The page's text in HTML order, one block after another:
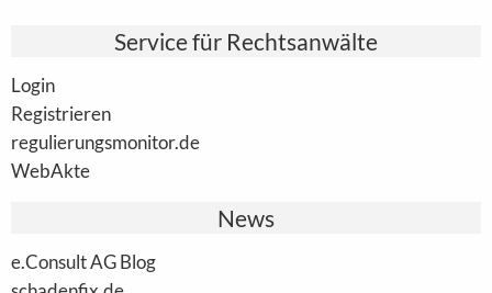
Service für Rechtsanwälte
Login
Registrieren
regulierungsmonitor.de
WebAkte
News
e.Consult AG Blog